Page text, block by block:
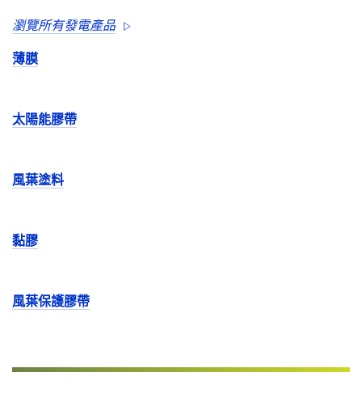
瀏覽所有發電產品
薄膜
太陽能膠帶
風葉塗料
黏膠
風葉保護膠帶